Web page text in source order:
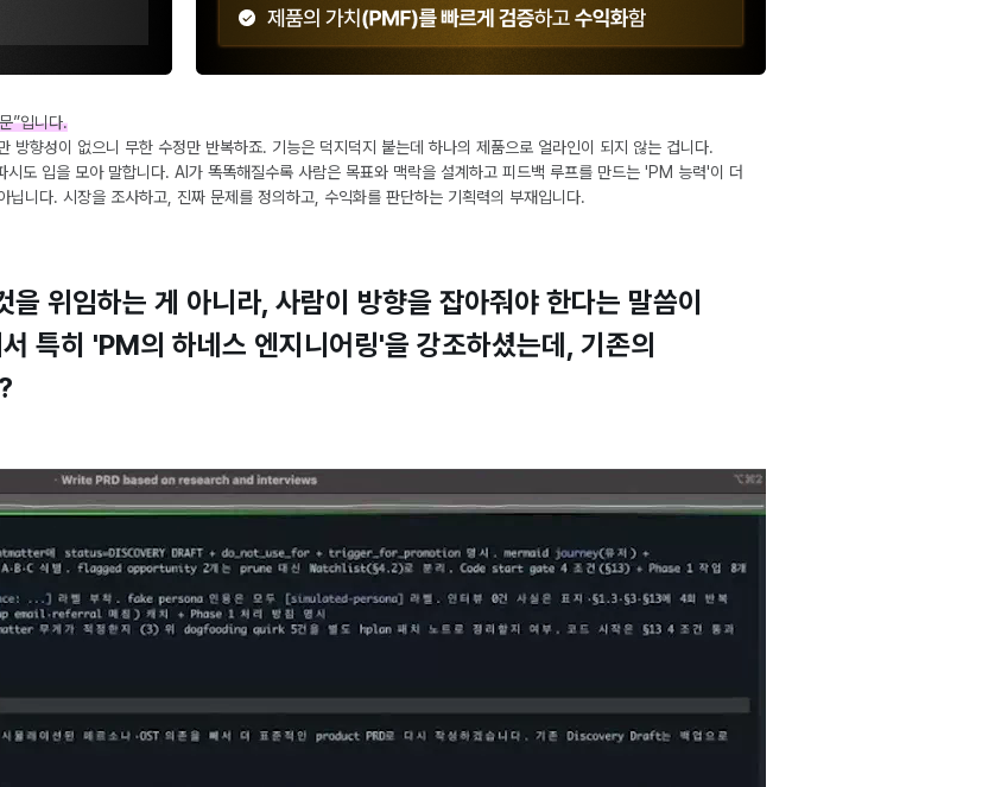
”입니다.
방향성이 없으니 무한 수정만 반복하죠. 기능은 덕지덕지 붙는데 하나의 제품으로 얼라인이 되지 않는 겁니다.
도 입을 모아 말합니다. AI가 똑똑해질수록 사람은 목표와 맥락을 설계하고 피드백 루프를 만드는 'PM 능력'이 더
니다. 시장을 조사하고, 진짜 문제를 정의하고, 수익화를 판단하는 기획력의 부재입니다.
위임하는 게 아니라, 사람이 방향을 잡아줘야 한다는 말씀이
특히 'PM의 하네스 엔지니어링'을 강조하셨는데, 기존의